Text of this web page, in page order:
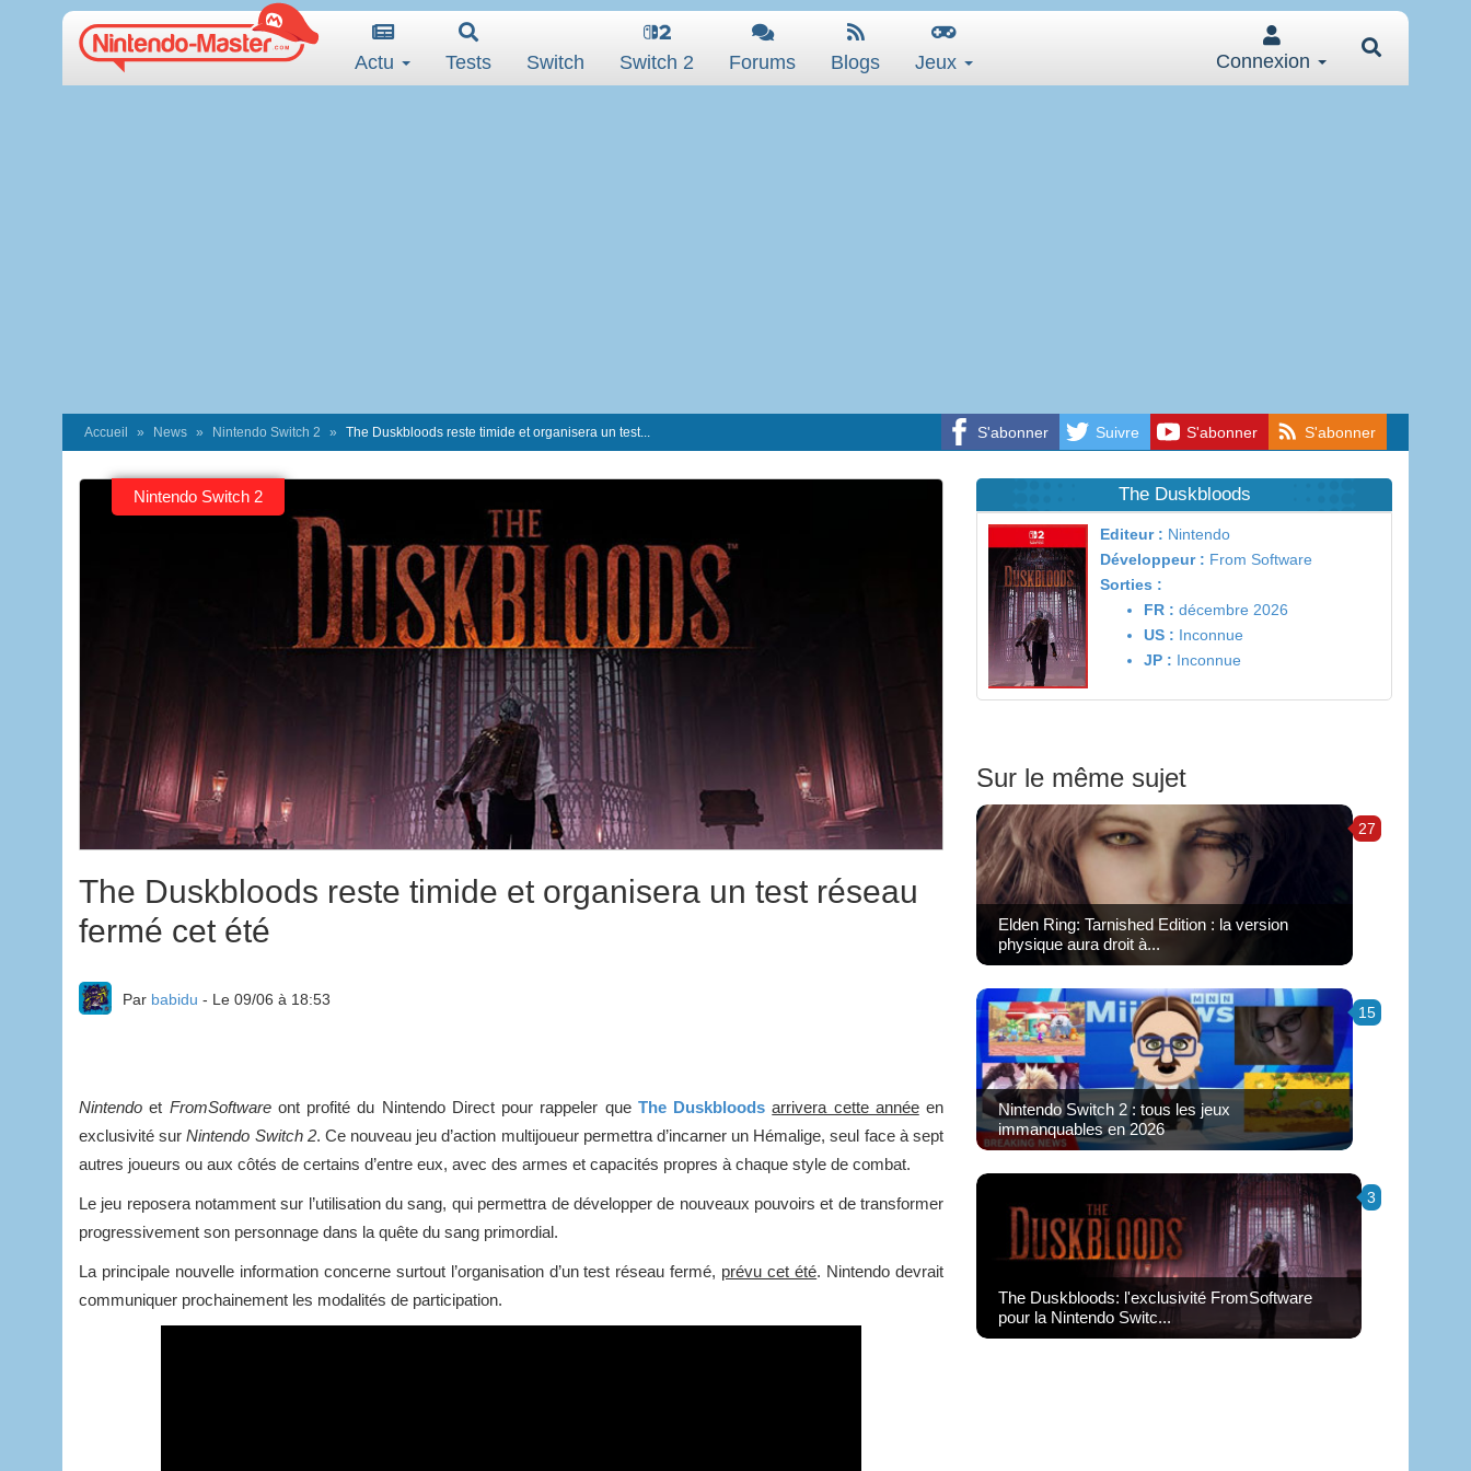
Actu Tests Switch Switch 2 Forums Blogs Jeux Connexion
S'abonner Suivre S'abonner S'abonner
Accueil News Nintendo Switch 2 The Duskbloods reste timide et organisera un test...
Nintendo Switch 2
The Duskbloods reste timide et organisera un test réseau
fermé cet été
Par babidu - Le 09/06 à 18:53
Nintendoet FromSoftware ont profité du Nintendo Direct pour rappeler que The Duskbloods arrivera cette annéeen
exclusivité surNintendo Switch 2. Ce nouveau jeu d’action multijoueur permettra d’incarner un Hémalige, seul face à sept
autres joueurs ou aux côtés de certains d’entre eux, avec des armes et capacités propres à chaque style de combat.
Le jeu reposera notamment sur l’utilisation du sang, qui permettra de développer de nouveaux pouvoirs et de transformer
progressivement son personnage dans la quête du sang primordial.
La principale nouvelle information concerne surtout l’organisation d’un test réseau fermé, prévu cet été. Nintendo devrait
communiquer prochainement les modalités de participation.
The Duskbloods
Editeur : Nintendo
Développeur : From Software
Sorties :
FR : décembre 2026
US : Inconnue
JP : Inconnue
Sur le même sujet
27
Elden Ring: Tarnished Edition : la version
physique aura droit à...
15
Nintendo Switch 2 : tous les jeux
immanquables en 2026
3
The Duskbloods: l'exclusivité FromSoftware
pour la Nintendo Switc...